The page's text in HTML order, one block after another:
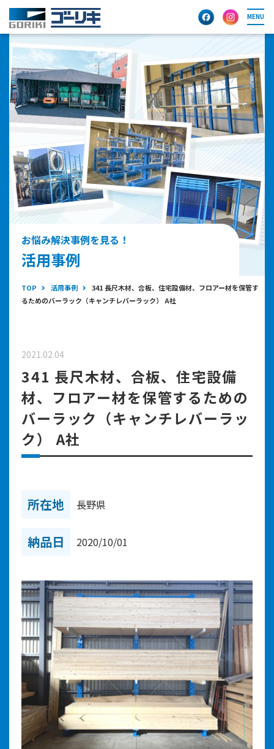
MENU
お悩み解決事例を見る！
活用事例
TOP 活用事例
341 長尺木材、合板、住宅設備材、フロアー材を保管す
るためのバーラック（キャンチレバーラック） A社
2021.02.04
341 長尺木材、合板、住宅設備
材、フロアー材を保管するための
バーラック（キャンチレバーラッ
ク） A社
所在地 長野県
納品日 2020/10/01